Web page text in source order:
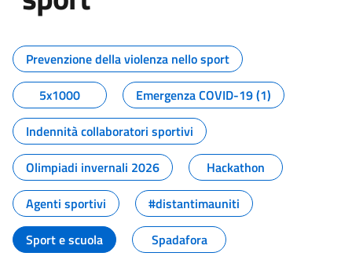
Tutti i contenuti della pagina
Prevenzione della violenza nello sport
5x1000
Emergenza COVID-19 (1)
Indennità collaboratori sportivi
Olimpiadi invernali 2026
Hackathon
Agenti sportivi
#distantimauniti
Sport e scuola
Spadafora